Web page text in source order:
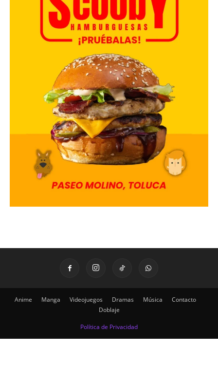
Anime Manga Videojuegos Dramas Música
Contacto
Doblaje
Política de Privacidad